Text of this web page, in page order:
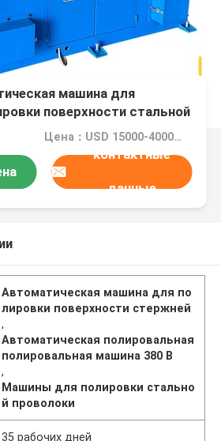
машина для
поверхности стальной
Цена：USD 15000-40000 Dollar per set
контактные
данные
Автоматическая машина для по
лировки поверхности стержней
,
Автоматическая полировальная
полировальная машина 380 В
,
Машины для полировки стально
й проволоки
35 рабочих дней